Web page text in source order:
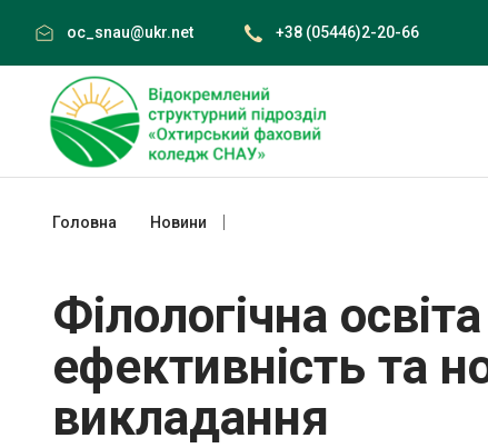
content
oc_snau@ukr.net +38 (05446)2-20-66
Головна Новини
Філологічна
ефективність та
викладання